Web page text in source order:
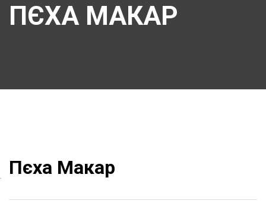
ПЄХА МАКАР
Пєха Макар